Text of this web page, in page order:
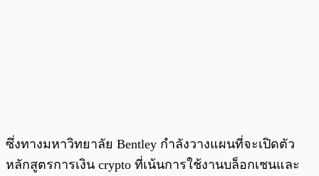
ซึ่งทางมหาวิทยาลัย Bentley กำลังวางแผนที่จะเปิดตัว
หลักสูตรการเงิน crypto ที่เน้นการใช้งานบล็อกเชนและ